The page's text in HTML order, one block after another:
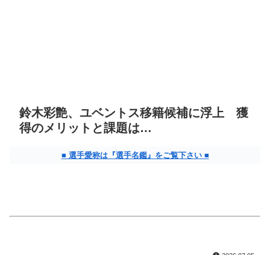
鈴木彩艶、ユベントス移籍候補に浮上 獲
得のメリットと課題は…
■ 選手愛称は『選手名鑑』をご覧下さい ■